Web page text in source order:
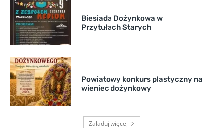
Biesiada Dożynkowa w
Przytułach Starych
Powiatowy konkurs plastyczny na
wieniec dożynkowy
Załaduj więcej